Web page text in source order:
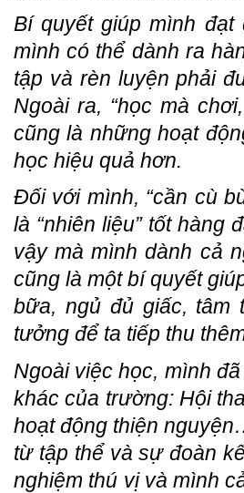
Bí quyết giúp mình
mình có thể dành ra
tập và rèn luyện phải
Ngoài ra, “học mà
cũng là những hoạt
học hiệu quả hơn.
Đối với mình, “cần cù
là “nhiên liệu” tốt hàng
vậy mà mình dành cả
cũng là một bí quyết
bữa, ngủ đủ giấc, tâm
tưởng để ta tiếp thu
Ngoài việc học, mình
khác của trường: Hội
hoạt động thiện
từ tập thể và sự đoàn
nghiệm thú vị và mình